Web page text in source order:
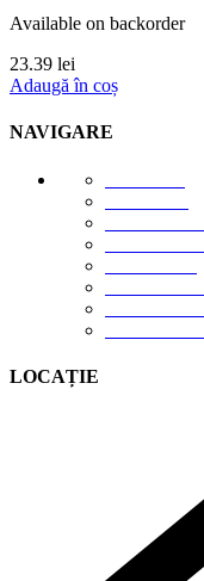
Available on backorder
23.39 lei
Adaugă în coș
NAVIGARE
LOCAȚIE